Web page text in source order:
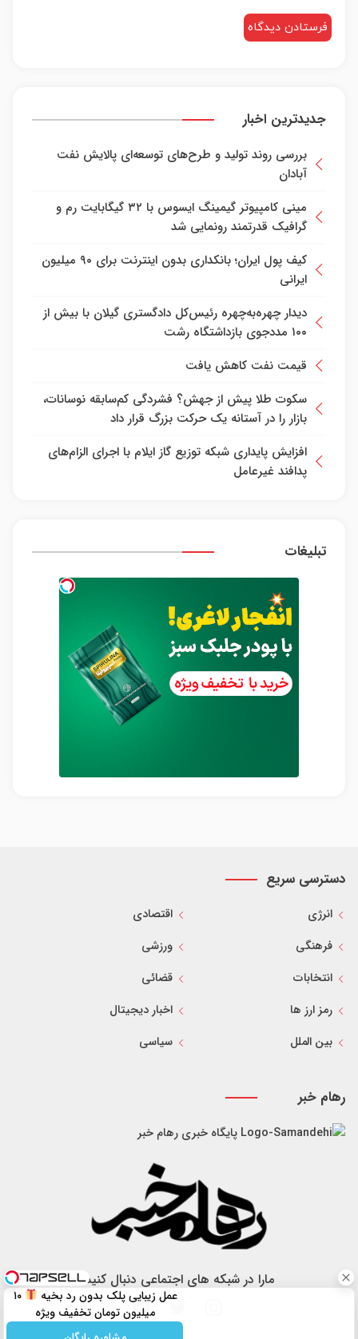
جدیدترین اخبار
بررسی روند تولید و طرح‌های توسعه‌ای پالایش نفت
آبادان
مینی کامپیوتر گیمینگ ایسوس با ۳۲ گیگابایت رم و
گرافیک قدرتمند رونمایی شد
کیف پول ایران؛ بانکداری بدون اینترنت برای ۹۰ میلیون
ایرانی
دیدار چهره‌به‌چهره رئیس‌کل دادگستری گیلان با بیش از
۱۰۰ مددجوی بازداشتگاه رشت
قیمت نفت کاهش یافت
سکوت طلا پیش از جهش؟ فشردگی کم‌سابقه نوسانات،
بازار را در آستانه یک حرکت بزرگ قرار داد
افزایش پایداری شبکه توزیع گاز ایلام با اجرای الزام‌های
پدافند غیرعامل
تبلیغات
دسترسی سریع
انرژی
اقتصادی
فرهنگی
ورزشی
انتخابات
قضائی
رمز ارز ها
اخبار دیجیتال
بین الملل
سیاسی
رهام خبر
پایگاه خبری رهام خبر
مارا در شبکه های اجتماعی دنبال کنید
عمل زیبایی پلک بدون رد بخیه
۱۰
میلیون تومان تخفیف ویژه